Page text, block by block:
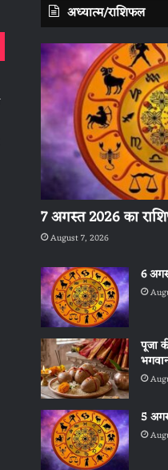
अध्यात्म/राशिफल
7 अगस्त 2026 का
August 7, 2026
6
पूजा
5